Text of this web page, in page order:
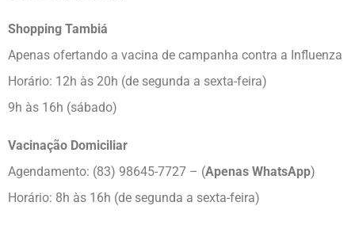
Shopping Tambiá
Apenas ofertando a vacina de campanha contra a Influenza
Horário: 12h às 20h (de segunda a sexta-feira)
9h às 16h (sábado)
Vacinação Domiciliar
Agendamento: (83) 98645-7727 – (Apenas WhatsApp)
Horário: 8h às 16h (de segunda a sexta-feira)